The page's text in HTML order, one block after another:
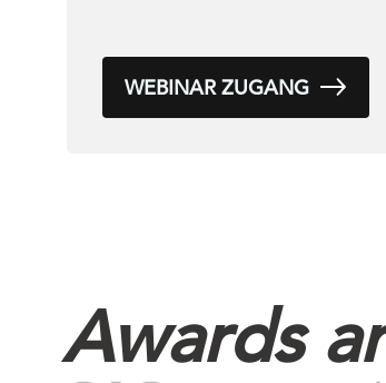
WEBINAR ZUGANG
Awards